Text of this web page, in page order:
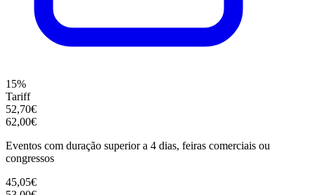
15%
Tariff
52,70€
62,00€
Eventos com duração superior a 4 dias, feiras comerciais ou
congressos
45,05€